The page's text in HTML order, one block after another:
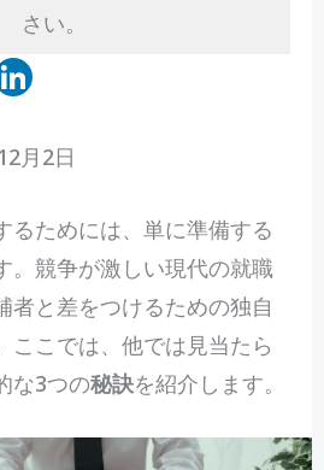
さい。
月2日
るためには、単に準備する
。競争が激しい現代の就職
者と差をつけるための独自
ここでは、他では見当たら
な3つの秘訣を紹介します。